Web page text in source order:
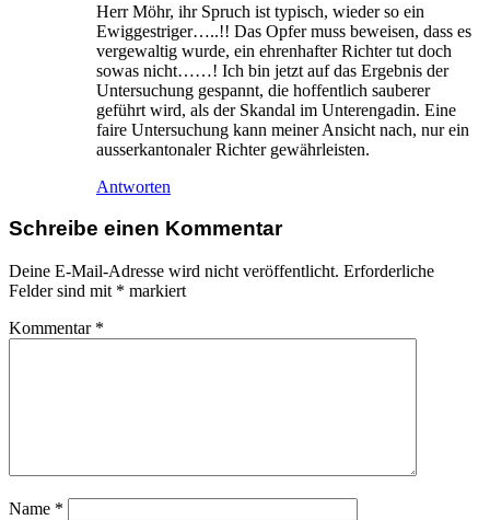
Herr Möhr, ihr Spruch ist typisch, wieder so ein
Ewiggestriger…..!! Das Opfer muss beweisen, dass es
vergewaltig wurde, ein ehrenhafter Richter tut doch
sowas nicht……! Ich bin jetzt auf das Ergebnis der
Untersuchung gespannt, die hoffentlich sauberer
geführt wird, als der Skandal im Unterengadin. Eine
faire Untersuchung kann meiner Ansicht nach, nur ein
ausserkantonaler Richter gewährleisten.
Antworten
Schreibe einen Kommentar
Deine E-Mail-Adresse wird nicht veröffentlicht. Erforderliche
Felder sind mit * markiert
Kommentar *
Name *